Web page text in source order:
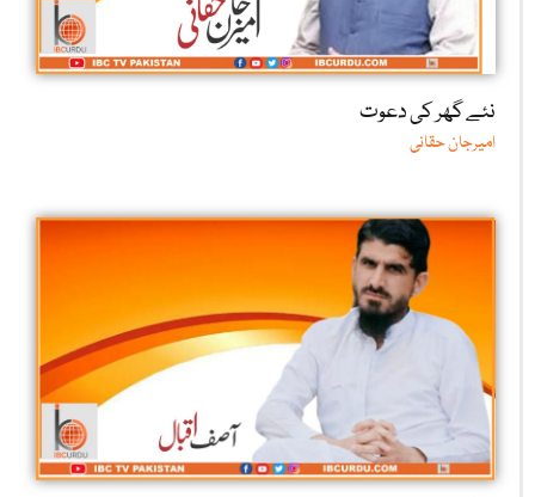
نئے گھر کی دعوت
امیرجان حقانی